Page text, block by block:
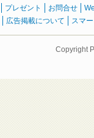
プレゼント お問合せ
広告掲載について スマ
Copyright